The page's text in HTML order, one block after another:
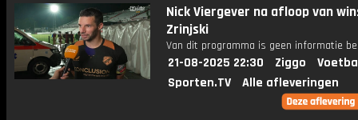
Nick Viergever na afloop van
Zrinjski
Van dit programma is geen informatie
21-08-2025 22:30 Ziggo
Sporten.TV
Alle afleveringen